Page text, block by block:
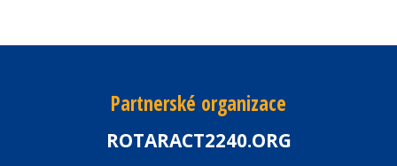
Partnerské organizace
ROTARACT2240.ORG